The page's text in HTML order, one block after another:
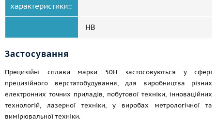
характеристики::
HB
Застосування
Прецизійні сплави марки 50Н застосовуються у сфері
прецизійного верстатобудування, для виробництва різних
електронних точних приладів, побутової техніки, інноваційних
технологій, лазерної техніки, у виробах метрологічної та
вимірювальної техніки.